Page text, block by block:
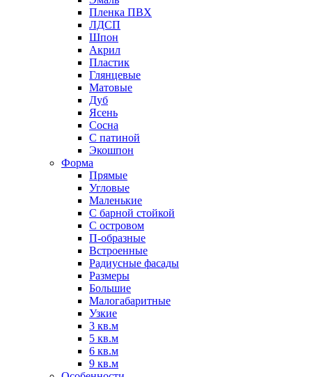
Пленка ПВХ
ЛДСП
Шпон
Акрил
Пластик
Глянцевые
Матовые
Дуб
Ясень
Сосна
С патиной
Экошпон
Форма
Прямые
Угловые
Маленькие
С барной стойкой
С островом
П-образные
Встроенные
Радиусные фасады
Размеры
Большие
Малогабаритные
Узкие
3 кв.м
5 кв.м
6 кв.м
9 кв.м